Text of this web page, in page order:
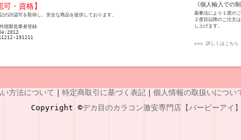
可・資格】
の許認可を取得し、安全な商品を提供しております。
国製造業者登録
191211
《個人輸入での制
薬事法により１度の
２度目以降のご注文
し上げます。
>>> 詳しくはこちら
方法について ｜ 特定商取引に基づく表記 ｜ 個人情報の取扱いについ
Copyright ©デカ目のカラコン激安専門店【バービーアイ】